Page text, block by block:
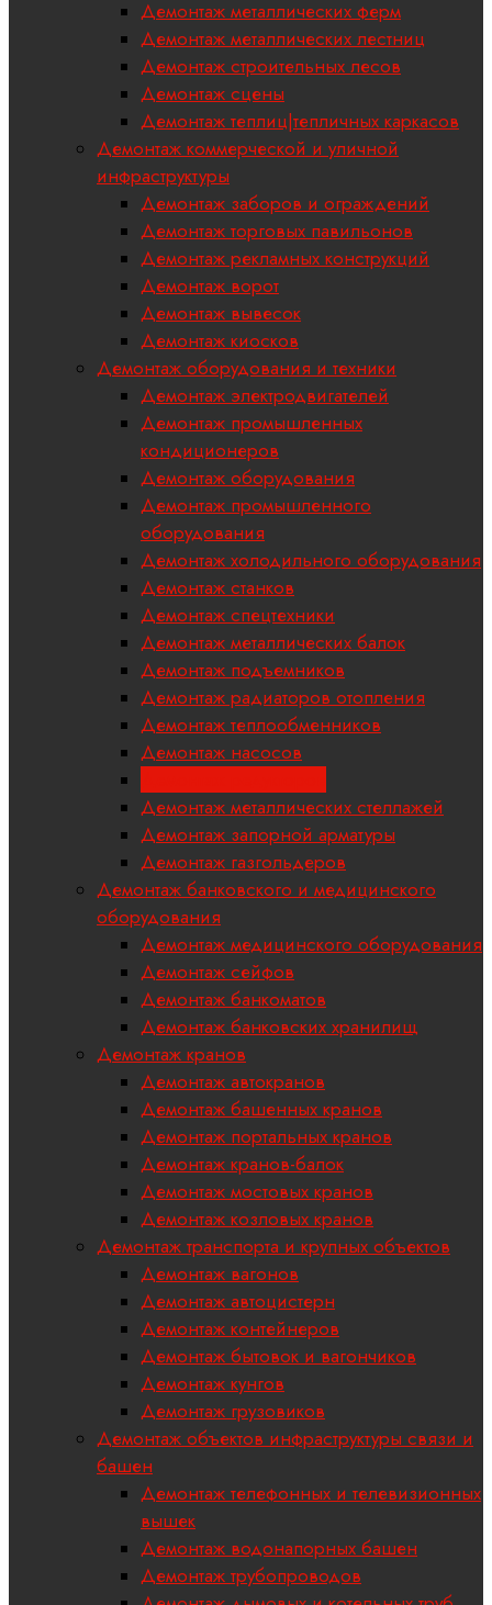
Демонтаж металлических ферм
Демонтаж металлических лестниц
Демонтаж строительных лесов
Демонтаж сцены
Демонтаж теплиц|тепличных каркасов
Демонтаж коммерческой и уличной
инфраструктуры
Демонтаж заборов и ограждений
Демонтаж торговых павильонов
Демонтаж рекламных конструкций
Демонтаж ворот
Демонтаж вывесок
Демонтаж киосков
Демонтаж оборудования и техники
Демонтаж электродвигателей
Демонтаж промышленных
кондиционеров
Демонтаж оборудования
Демонтаж промышленного
оборудования
Демонтаж холодильного оборудования
Демонтаж станков
Демонтаж спецтехники
Демонтаж металлических балок
Демонтаж подъемников
Демонтаж радиаторов отопления
Демонтаж теплообменников
Демонтаж насосов
Демонтаж металлических стеллажей
Демонтаж запорной арматуры
Демонтаж газгольдеров
Демонтаж банковского и медицинского
оборудования
Демонтаж медицинского оборудования
Демонтаж сейфов
Демонтаж банкоматов
Демонтаж банковских хранилищ
Демонтаж кранов
Демонтаж автокранов
Демонтаж башенных кранов
Демонтаж портальных кранов
Демонтаж кранов-балок
Демонтаж мостовых кранов
Демонтаж козловых кранов
Демонтаж транспорта и крупных объектов
Демонтаж вагонов
Демонтаж автоцистерн
Демонтаж контейнеров
Демонтаж бытовок и вагончиков
Демонтаж кунгов
Демонтаж грузовиков
Демонтаж объектов инфраструктуры связи и
башен
Демонтаж телефонных и телевизионных
вышек
Демонтаж водонапорных башен
Демонтаж трубопроводов